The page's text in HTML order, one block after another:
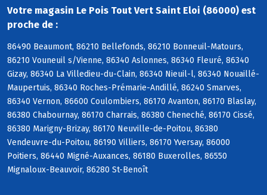
Votre magasin Le Pois Tout Vert Saint Eloi (86000) est
proche de :
86490 Beaumont, 86210 Bellefonds, 86210 Bonneuil-Matours,
86210 Vouneuil s/Vienne, 86340 Aslonnes, 86340 Fleuré, 86340
Gizay, 86340 La Villedieu-du-Clain, 86340 Nieuil-l, 86340 Nouaillé-
Maupertuis, 86340 Roches-Prémarie-Andillé, 86240 Smarves,
86340 Vernon, 86600 Coulombiers, 86170 Avanton, 86170 Blaslay,
86380 Chabournay, 86170 Charrais, 86380 Cheneché, 86170 Cissé,
86380 Marigny-Brizay, 86170 Neuville-de-Poitou, 86380
Vendeuvre-du-Poitou, 86190 Villiers, 86170 Yversay, 86000
Poitiers, 86440 Migné-Auxances, 86180 Buxerolles, 86550
Mignaloux-Beauvoir, 86280 St-Benoît